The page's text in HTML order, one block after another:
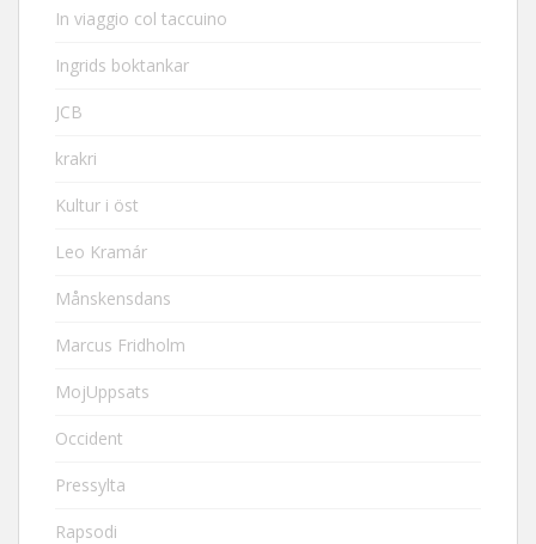
In viaggio col taccuino
Ingrids boktankar
JCB
krakri
Kultur i öst
Leo Kramár
Månskensdans
Marcus Fridholm
MojUppsats
Occident
Pressylta
Rapsodi